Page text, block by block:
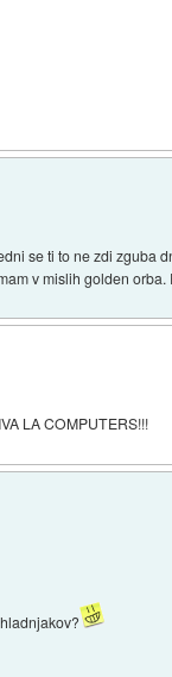
se ti to ne zdi zguba
v mislih golden
LA COMPUTERS!!!